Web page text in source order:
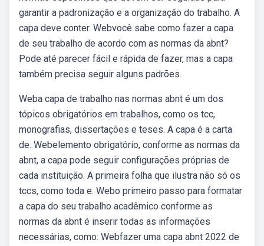
garantir a padronização e a organização do trabalho. A
capa deve conter. Webvocê sabe como fazer a capa
de seu trabalho de acordo com as normas da abnt?
Pode até parecer fácil e rápida de fazer, mas a capa
também precisa seguir alguns padrões.
Weba capa de trabalho nas normas abnt é um dos
tópicos obrigatórios em trabalhos, como os tcc,
monografias, dissertações e teses. A capa é a carta
de. Webelemento obrigatório, conforme as normas da
abnt, a capa pode seguir configurações próprias de
cada instituição. A primeira folha que ilustra não só os
tccs, como toda e. Webo primeiro passo para formatar
a capa do seu trabalho acadêmico conforme as
normas da abnt é inserir todas as informações
necessárias, como: Webfazer uma capa abnt 2022 de